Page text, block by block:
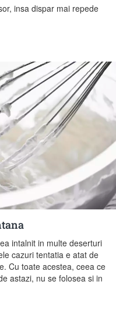
insa dispar mai repede
intalnit in multe deserturi
cazuri tentatia e atat de
Cu toate acestea, ceea ce
astazi, nu se folosea si in